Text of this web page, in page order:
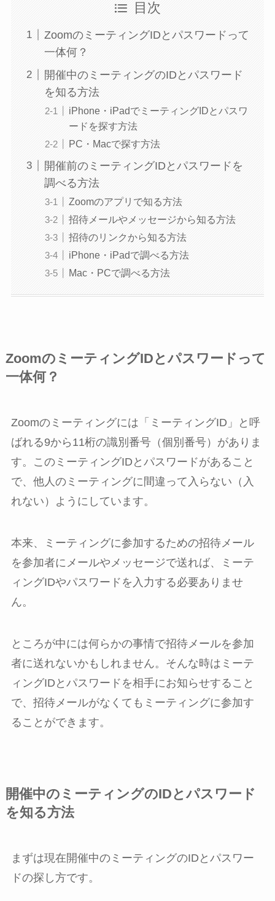
目次
ZoomのミーティングIDとパスワードって
一体何？
開催中のミーティングのIDとパスワード
を知る方法
iPhone・iPadでミーティングIDとパスワ
ードを探す方法
PC・Macで探す方法
開催前のミーティングIDとパスワードを
調べる方法
Zoomのアプリで知る方法
招待メールやメッセージから知る方法
招待のリンクから知る方法
iPhone・iPadで調べる方法
Mac・PCで調べる方法
ZoomのミーティングIDとパスワードって
一体何？
Zoomのミーティングには「ミーティングID」と呼
ばれる9から11桁の識別番号（個別番号）がありま
す。このミーティングIDとパスワードがあること
で、他人のミーティングに間違って入らない（入
れない）ようにしています。
本来、ミーティングに参加するための招待メール
を参加者にメールやメッセージで送れば、ミーテ
ィングIDやパスワードを入力する必要ありませ
ん。
ところが中には何らかの事情で招待メールを参加
者に送れないかもしれません。そんな時はミーテ
ィングIDとパスワードを相手にお知らせすること
で、招待メールがなくてもミーティングに参加す
ることができます。
開催中のミーティングのIDとパスワード
を知る方法
まずは現在開催中のミーティングのIDとパスワー
ドの探し方です。